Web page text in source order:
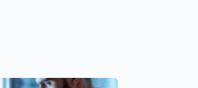
que Tarda Demasiado en